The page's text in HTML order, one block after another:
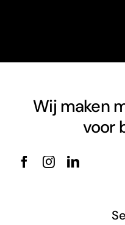
Wij maken
voor